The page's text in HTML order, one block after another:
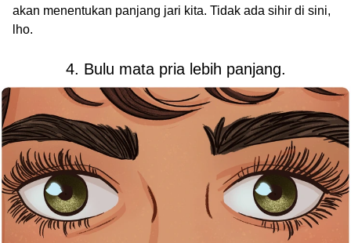
akan menentukan panjang jari kita. Tidak ada sihir di sini,
lho.
4. Bulu mata pria lebih panjang.